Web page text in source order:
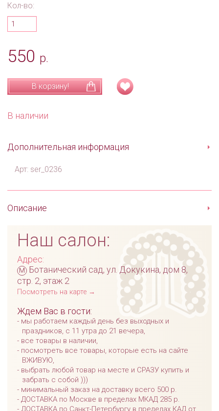
Кол-во:
550 р.
В корзину!
В наличии
Дополнительная информация
Арт: ser_0236
Описание
Наш салон:
Адрес:
м Ботанический сад, ул. Докукина, дом 8,
стр. 2, этаж 2
Посмотреть на карте →
Ждем Вас в гости:
мы работаем каждый день без выходных и
праздников, с 11 утра до 21 вечера,
все товары в наличии,
посмотреть все товары, которые есть на сайте
ВЖИВУЮ,
выбрать любой товар на месте и СРАЗУ купить и
забрать с собой )))
минимальный заказ на доставку всего 500 р.
ДОСТАВКА по Москве в пределах МКАД 285 р.
ДОСТАВКА по Санкт-Петербургу в пределах КАД от